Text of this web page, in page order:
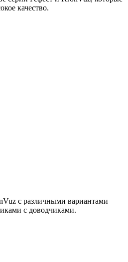
качество.
с различными вариантами
с доводчиками.